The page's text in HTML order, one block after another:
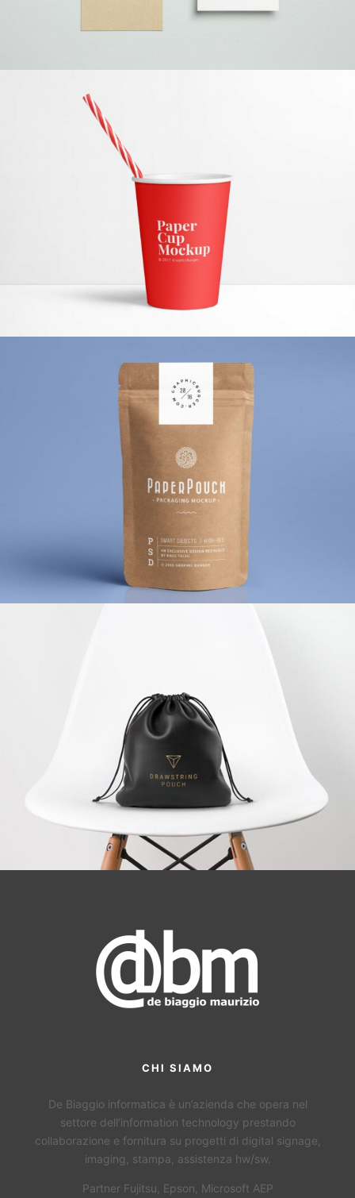
CHI SIAMO
De Biaggio informatica è un’azienda che opera nel
settore dell’information technology prestando
collaborazione e fornitura su progetti di digital signage,
imaging, stampa, assistenza hw/sw.
Partner Fujitsu, Epson, Microsoft AEP